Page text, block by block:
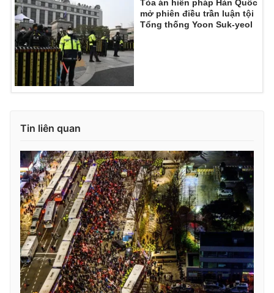
Tòa án hiến pháp Hàn Quốc
mở phiên điều trần luận tội
Tổng thống Yoon Suk-yeol
Tin liên quan